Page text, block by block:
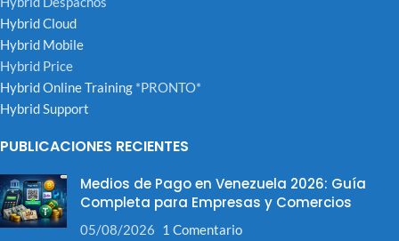
Hybrid Cloud
Hybrid Mobile
Hybrid Price
Hybrid Online Training *PRONTO*
Hybrid Support
PUBLICACIONES RECIENTES
Medios de Pago en Venezuela 2026: Guía
Completa para Empresas y Comercios
05/08/2026 1 Comentario